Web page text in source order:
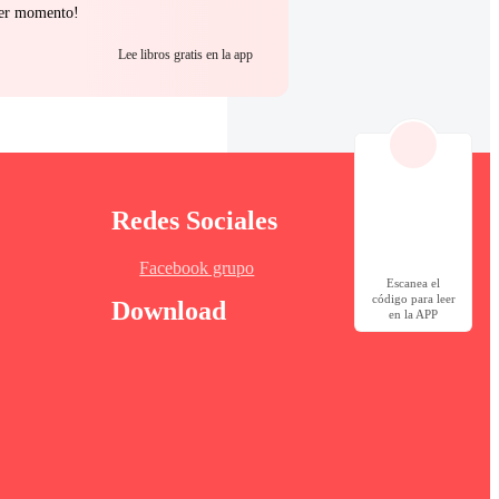
momento!
Lee libros gratis en la app
Escanea el
código para leer
en la APP
Redes Sociales
Facebook grupo
Download